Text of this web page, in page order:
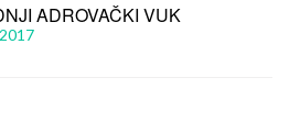
ADROVAČKI VUK